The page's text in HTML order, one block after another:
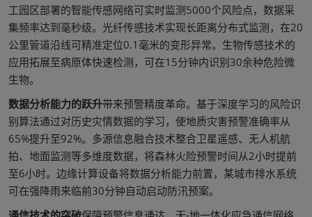
工园区部署的智能传感网络可实时监测5000个风险点，数据采
集频率达到毫秒级。光纤传感技术实现长距离分布式监测，在20
公里管道沿线可精准定位0.1毫米的变形异常。生物传感技术的
应用拓展至病原体快速检测，可在15分钟内识别30余种危险微
生物。
数据分析能力的跃升带来预警精度革命。基于深度学习的风险识
别算法通过对历史灾情数据的学习，使地质灾害预警准确率从
65%提升至92%。多源信息融合技术整合卫星遥感、无人机航
拍、地面监测等多维度数据，将森林火险预警时间从2小时提前
至6小时。边缘计算设备将数据分析能力前置，某城市排水系统
可在强降雨来临前30分钟自动启动防汛预案。